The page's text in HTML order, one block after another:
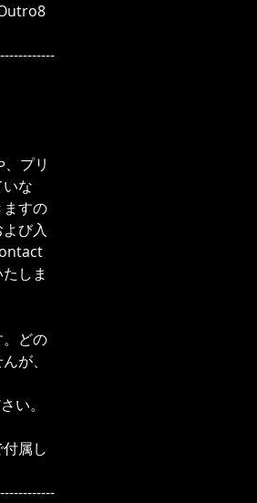
プリ
な
すの
び入
しま
どの
が、
い。
属し